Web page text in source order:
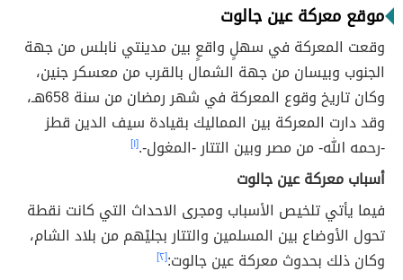
موقع معركة عين جالوت
وقعت المعركة في سهلٍ واقعٍ بين مدينتي نابلس من جهة
الجنوب وبيسان من جهة الشمال بالقرب من معسكر جنين،
وكان تاريخ وقوع المعركة في شهر رمضان من سنة 658هـ،
وقد دارت المعركة بين المماليك بقيادة سيف الدين قطز
-رحمه الله- من مصر وبين التتار -المغول-.[١]
أسباب معركة عين جالوت
فيما يأتي تلخيص الأسباب ومجرى الاحداث التي كانت نقطة
تحول الأوضاع بين المسلمين والتتار بجليْهم من بلاد الشام،
وكان ذلك بحدوث معركة عين جالوت:[٢]